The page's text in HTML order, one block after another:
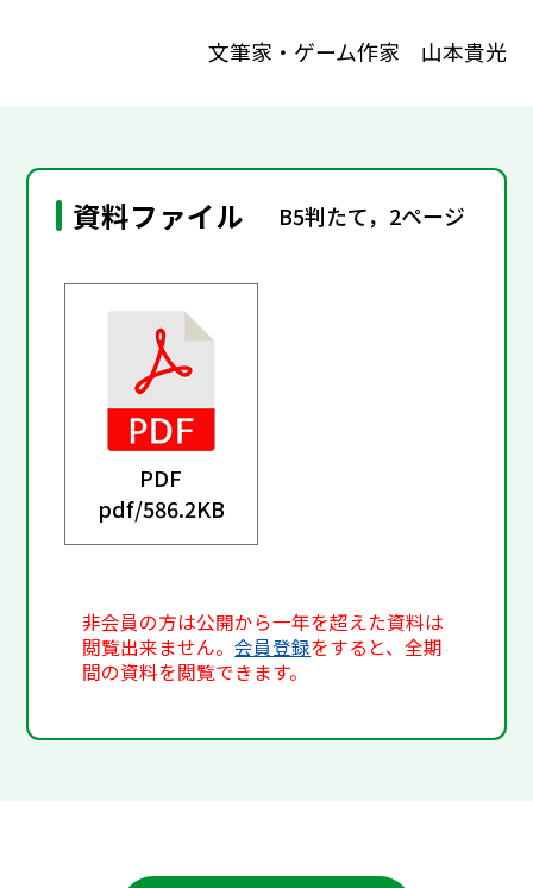
文筆家・ゲーム作家 山本貴光
資料ファイル B5判たて，2ページ
PDF
pdf/586.2KB
非会員の方は公開から一年を超えた資料は
閲覧出来ません。会員登録をすると、全期
間の資料を閲覧できます。